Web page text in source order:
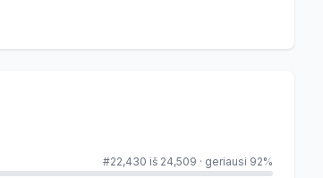
#22,430 iš 24,509 · geriausi 92%